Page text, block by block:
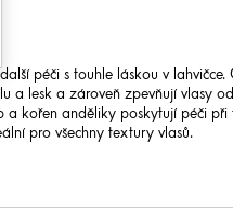
péči s touhle láskou v lahvičce.
a lesk a zároveň zpevňují vlasy
a kořen anděliky poskytují péči při
pro všechny textury vlasů.